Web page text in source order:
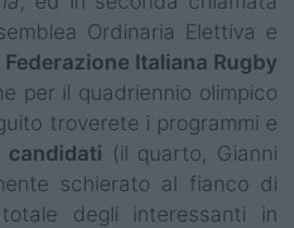
Ordinaria Elettiva e
Federazione Italiana Rugby
per il quadriennio olimpico
troverete i programmi e
candidati (il quarto, Gianni
schierato al fianco di
degli interessanti in